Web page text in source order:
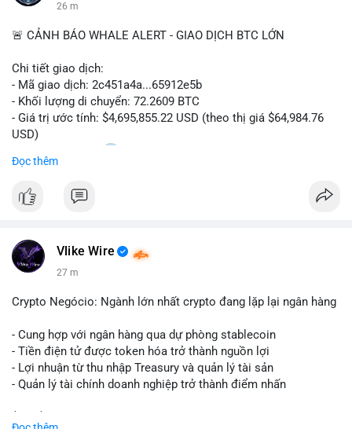
26 m
🚨 CẢNH BÁO WHALE ALERT - GIAO DỊCH BTC LỚN
Chi tiết giao dịch:
- Mã giao dịch: 2c451a4a...65912e5b
- Khối lượng di chuyển: 72.2609 BTC
- Giá trị ước tính: $4,695,855.22 USD (theo thị giá $64,984.76
USD)
- Thời gian: 15:20
Nhận định phân tích hành vi của Cá voi dựa trên giao dịch này:
Lượng BTC trị giá gần 4,7 triệu USD được dồn vào một giao
giao dịch, áp lực bán ngắn hạn có thể gia tăng, ảnh hưởng đến
tâm lý nhà đầu tư. Ngược lại, nếu dòng tiền đổ về ví lạnh, đây
vùng giá hiện tại thay vì thoát ra.
Lời khuyên ngắn gọn cho nhà đầu tư nhỏ lẻ: Theo dõi sát địa
chỉ nhận của giao dịch này trong 24-48 giờ tới. Đừng vội hành
động theo cảm xúc khi chỉ dựa vào một lệnh chuyển đơn lẻ;
hãy quan sát thêm các lệnh tiếp theo để xác nhận xu hướng
Đọc thêm
Vlike Wire
27 m
Crypto Negócio: Ngành lớn nhất crypto đang lặp lại ngân hàng
- Cung hợp với ngân hàng qua dự phòng stablecoin
- Tiền điện tử được token hóa trở thành nguồn lợi
- Lợi nhuận từ thu nhập Treasury và quản lý tài sản
- Quản lý tài chính doanh nghiệp trở thành điểm nhấn